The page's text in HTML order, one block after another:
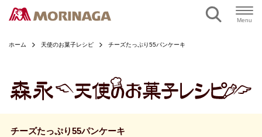
Menu
ホーム 天使のお菓子レシピ チーズたっぷり55パンケーキ
チーズたっぷり55パンケーキ